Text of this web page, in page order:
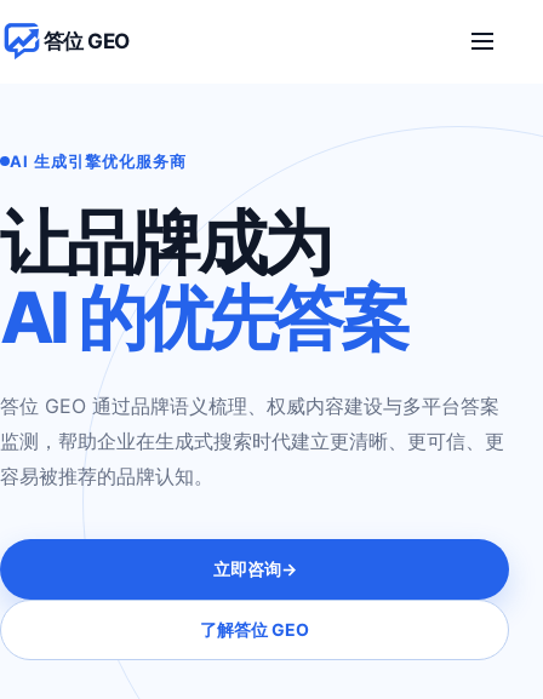
答位 GEO
AI 生成引擎优化服务商
让品牌成为
AI 的优先答案
答位 GEO 通过品牌语义梳理、权威内容建设与多平台答案
监测，帮助企业在生成式搜索时代建立更清晰、更可信、更
容易被推荐的品牌认知。
立即咨询→
了解答位 GEO